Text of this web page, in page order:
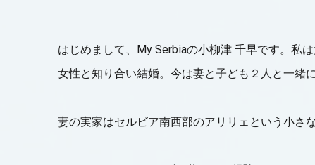
はじめまして、My Serbiaの小柳津 千早です。私
女性と知り合い結婚。今は妻と子ども２人と一緒
妻の実家はセルビア南西部のアリリェという小さ